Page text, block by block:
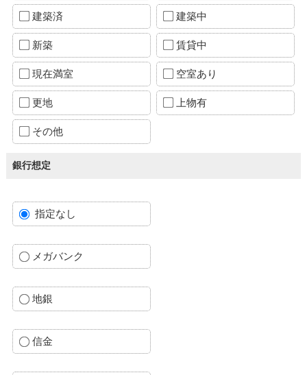
建築済 建築中
新築 賃貸中
現在満室 空室あり
更地 上物有
その他
銀行想定
指定なし
メガバンク
地銀
信金